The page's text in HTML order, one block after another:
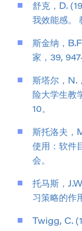
舒克，D.
我效能感。
斯金纳，
家，39,
斯塔尔，N.
险大学生教
10。
斯托洛夫，
使用：软件
会。
托马斯，
习策略的作
Twigg, C.